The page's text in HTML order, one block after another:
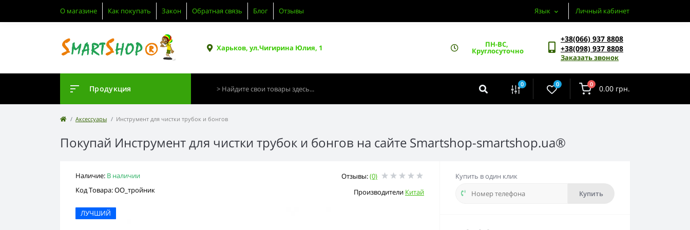
О магазине Как покупать Закон Обратная связь Блог Отзывы Язык Личный кабинет
Харьков, ул.Чигирина Юлия, 1 ПН-ВС,
Круглосуточно
+38(066) 937 8808
+38(098) 937 8808
Заказать звонок
Продукция 0 0 0 0.00 грн.
Аксессуары Инструмент для чистки трубок и бонгов
Покупай Инструмент для чистки трубок и бонгов на сайте Smartshop-smartshop.ua®
Наличие: В наличии
Код Товара: OO_тройник
Отзывы:(0)
Производители Китай
ЛУЧШИЙ
Купить в один клик
Купить